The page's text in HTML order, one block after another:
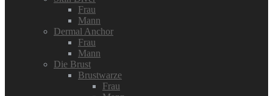
Frau
Mann
Dermal Anchor
Frau
Mann
Die Brust
Brustwarze
Frau